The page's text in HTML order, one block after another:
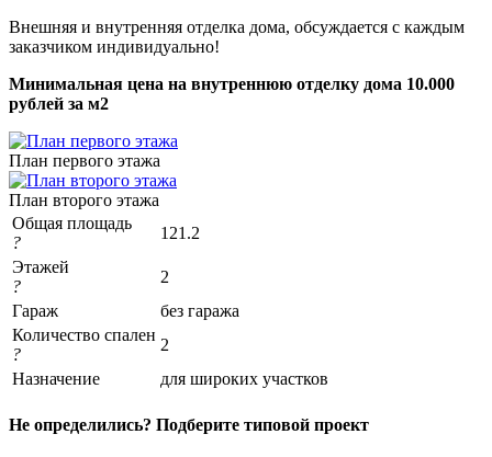
Внешняя и внутренняя отделка дома, обсуждается с каждым
заказчиком индивидуально!
Минимальная цена на внутреннюю отделку дома 10.000
рублей за м2
План первого этажа
План второго этажа
Общая площадь
?
121.2
Этажей
?
2
Гараж
без гаража
Количество спален
?
2
Назначение
для широких участков
Не определились? Подберите типовой проект